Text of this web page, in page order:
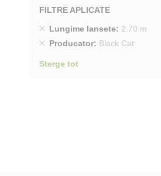
FILTRE APLICATE
Lungime lansete
2.70 m
Sterge
produs
Producator Black Cat
Sterge
Sterge tot